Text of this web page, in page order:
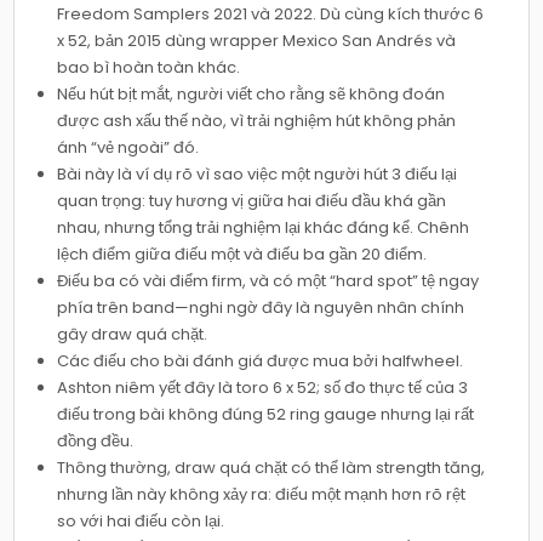
Freedom Samplers 2021 và 2022. Dù cùng kích thước 6
x 52, bản 2015 dùng wrapper Mexico San Andrés và
bao bì hoàn toàn khác.
Nếu hút bịt mắt, người viết cho rằng sẽ không đoán
được ash xấu thế nào, vì trải nghiệm hút không phản
ánh “vẻ ngoài” đó.
Bài này là ví dụ rõ vì sao việc một người hút 3 điếu lại
quan trọng: tuy hương vị giữa hai điếu đầu khá gần
nhau, nhưng tổng trải nghiệm lại khác đáng kể. Chênh
lệch điểm giữa điếu một và điếu ba gần 20 điểm.
Điếu ba có vài điểm firm, và có một “hard spot” tệ ngay
phía trên band—nghi ngờ đây là nguyên nhân chính
gây draw quá chặt.
Các điếu cho bài đánh giá được mua bởi halfwheel.
Ashton niêm yết đây là toro 6 x 52; số đo thực tế của 3
điếu trong bài không đúng 52 ring gauge nhưng lại rất
đồng đều.
Thông thường, draw quá chặt có thể làm strength tăng,
nhưng lần này không xảy ra: điếu một mạnh hơn rõ rệt
so với hai điếu còn lại.